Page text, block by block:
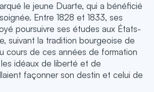
le jeune Duarte, qui a bénéficié
Entre 1828 et 1833, ses
poursuivre ses études aux États-
suivant la tradition bourgeoise de
cours de ces années de formation
idéaux de liberté et de
façonner son destin et celui de